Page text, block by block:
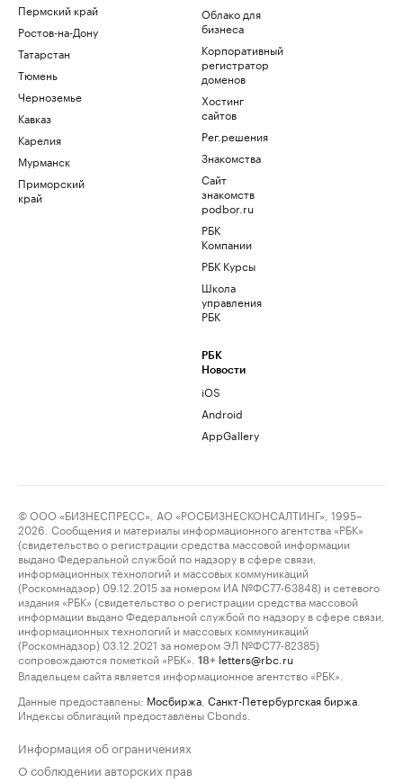
Пермский край
Ростов-на-Дону
Татарстан
Тюмень
Черноземье
Кавказ
Карелия
Мурманск
Приморский
край
Облако для
бизнеса
Корпоративный
регистратор
доменов
Хостинг
сайтов
Рег.решения
Знакомства
Сайт
знакомств
podbor.ru
РБК
Компании
РБК Курсы
Школа
управления
РБК
РБК
Новости
iOS
Android
AppGallery
© ООО «БИЗНЕСПРЕСС», АО «РОСБИЗНЕСКОНСАЛТИНГ», 1995–
2026. Сообщения и материалы информационного агентства «РБК»
(свидетельство о регистрации средства массовой информации
выдано Федеральной службой по надзору в сфере связи,
информационных технологий и массовых коммуникаций
(Роскомнадзор) 09.12.2015 за номером ИА №ФС77-63848) и сетевого
издания «РБК» (свидетельство о регистрации средства массовой
информации выдано Федеральной службой по надзору в сфере связи,
информационных технологий и массовых коммуникаций
(Роскомнадзор) 03.12.2021 за номером ЭЛ №ФС77-82385)
сопровождаются пометкой «РБК».
18+ letters@rbc.ru
Владельцем сайта является информационное агентство «РБК».
Данные предоставлены: Мосбиржа Санкт-Петербургская биржа
Индексы облигаций предоставлены Cbonds.
Информация об ограничениях
О соблюдении авторских прав